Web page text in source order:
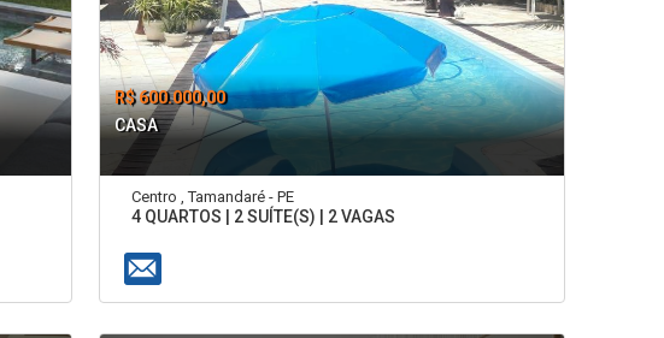
R$ 600.000,00
CASA
Centro , Tamandaré - PE
4 QUARTOS | 2 SUÍTE(S) | 2 VAGAS